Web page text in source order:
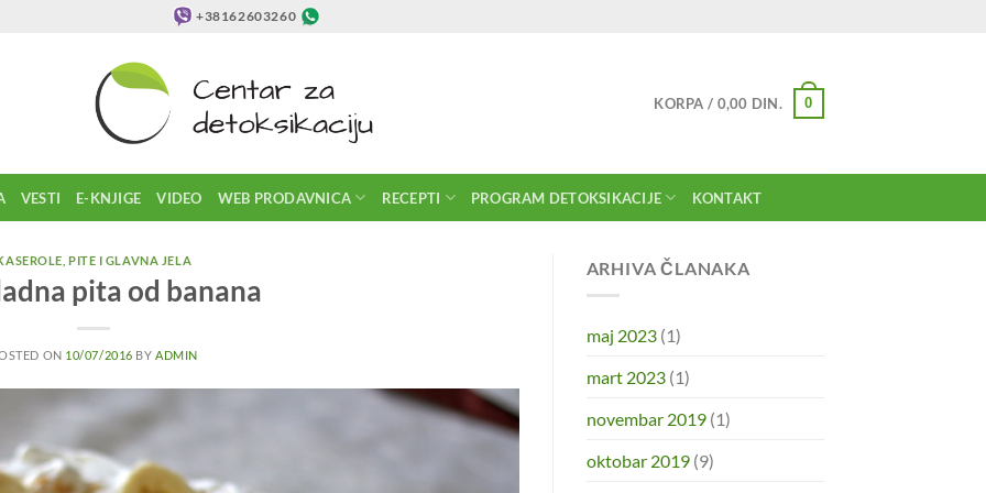
+38162603260
KORPA / 0,00 DIN. 0
VESTI E-KNJIGE VIDEO WEB PRODAVNICA RECEPTI PROGRAM DETOKSIKACIJE KONTAKT
PITE I GLAVNA JELA
pita od banana
ON 10/07/2016 BY ADMIN
ARHIVA ČLANAKA
maj 2023(1)
mart 2023(1)
novembar 2019(1)
oktobar 2019(9)